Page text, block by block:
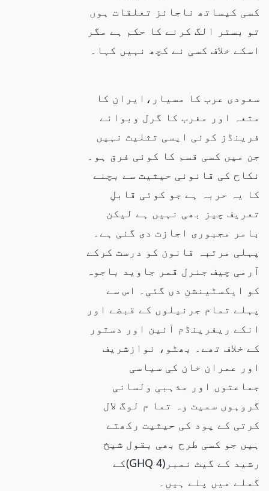
کسی کیساتھ ناجائز تعلقات ہوں
تو بستر الگ کرنے کا حکم ہے مگر
اسکے خلاف کسی نے کچھ نہیں کہا۔
سعودی عرب کا مسیار،ایران کا
متعہ اور مغرب کا گرل وبوائے
فرینڈز کوئی ایسی تثلیث نہیں
جن میں کسی قسم کا کوئی فرق ہو۔
نکاح کی قانونی حیثیت سے بچنے
کا
یہ حربہ ہے جو کوئی قابلِ
تعریف چیز بھی نہیں ہے لیکن
بامر مجبوری اجازت دی گئی ہے۔
پہلی مرتبہ قانون کو درست کرکے
آرمی چیف جنرل قمر جاوید باجوہ
کو ایکسٹینشن دی گئی۔ اس سے
پہلے تمام جرنیلوں کے قبضے اور
انکے ریفرینڈم آئین اور دستور
کے خلاف تھے۔ بھٹو، نوازشریف
اور عمران خان کی سیاسی
جماعتوں اور مذہبی ولسانی
گروہوں سمیت وہ تما م لوگ لال
کرتی کے پود کی حیثیت رکھتے
ہیں جو کسی طرح بھی بقول شیخ
رشید کے گیٹ نمبر(4 GHQ)کے
گملے میں پلے ہیں۔